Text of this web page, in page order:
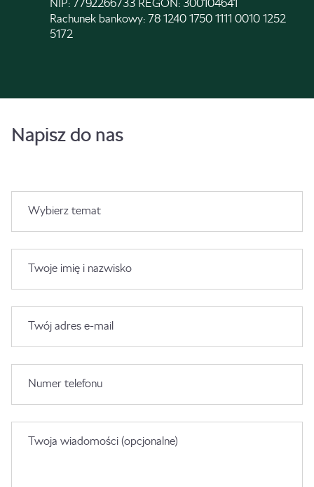
NIP: 7792266733 REGON: 300104641
Rachunek bankowy: 78 1240 1750 1111 0010 1252
5172
Napisz do nas
Wybierz temat
Twoje imię i nazwisko
Twój adres e-mail
Numer telefonu
Twoja wiadomości (opcjonalne)